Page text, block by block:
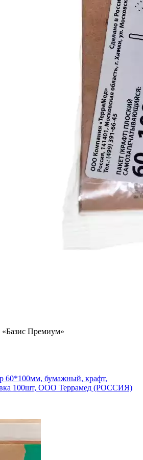
«Базис Премиум»
60*100мм, бумажный, крафт,
100шт, ООО Террамед (РОССИЯ)